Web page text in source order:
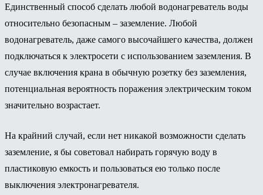
Единственный способ сделать любой водонагреватель воды
относительно безопасным – заземление. Любой
водонагреватель, даже самого высочайшего качества, должен
подключаться к электросети с использованием заземления. В
случае включения крана в обычную розетку без заземления,
потенциальная вероятность поражения электрическим током
значительно возрастает.
На крайний случай, если нет никакой возможности сделать
заземление, я бы советовал набирать горячую воду в
пластиковую емкость и пользоваться ею только после
выключения электронагревателя.